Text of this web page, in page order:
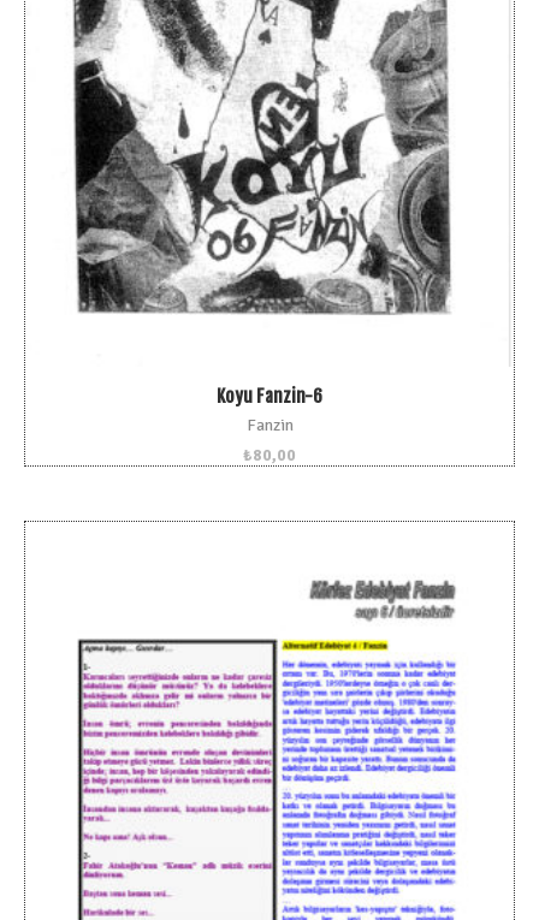
Koyu Fanzin-6
Fanzin
₺80,00